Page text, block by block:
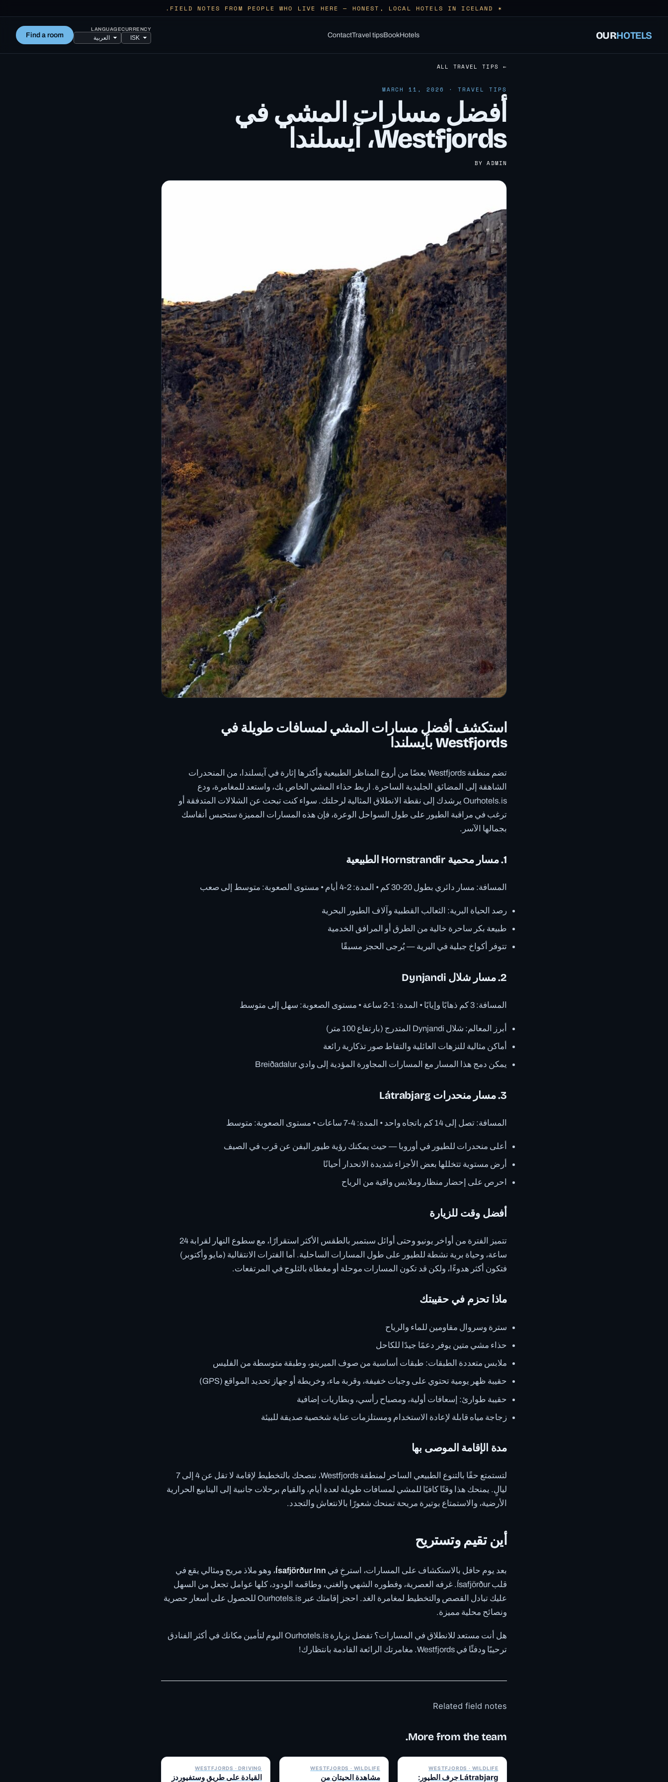
✶ FIELD NOTES FROM PEOPLE WHO LIVE HERE — HONEST, LOCAL HOTELS IN ICELAND.
OURHOTELS
Hotels
Book
Travel tips
Contact
CURRENCY
LANGUAGE
Find a room
← ALL TRAVEL TIPS
MARCH 11, 2026 · TRAVEL TIPS
أفضل مسارات المشي في
Westfjords، آيسلندا
BY ADMIN
استكشف أفضل مسارات المشي لمسافات طويلة في
Westfjords بآيسلندا
تضم منطقة Westfjords بعضًا من أروع المناظر الطبيعية وأكثرها إثارة في آيسلندا، من المنحدرات
الشاهقة إلى المضائق الجليدية الساحرة. اربط حذاء المشي الخاص بك، واستعد للمغامرة، ودع
Ourhotels.is يرشدك إلى نقطة الانطلاق المثالية لرحلتك. سواء كنت تبحث عن الشلالات المتدفقة أو
ترغب في مراقبة الطيور على طول السواحل الوعرة، فإن هذه المسارات المميزة ستحبس أنفاسك
بجمالها الآسر.
1. مسار محمية Hornstrandir الطبيعية
المسافة: مسار دائري بطول 20-30 كم • المدة: 2-4 أيام • مستوى الصعوبة: متوسط إلى صعب
رصد الحياة البرية: الثعالب القطبية وآلاف الطيور البحرية
طبيعة بكر ساحرة خالية من الطرق أو المرافق الخدمية
تتوفر أكواخ جبلية في البرية — يُرجى الحجز مسبقًا
2. مسار شلال Dynjandi
المسافة: 3 كم ذهابًا وإيابًا • المدة: 1-2 ساعة • مستوى الصعوبة: سهل إلى متوسط
أبرز المعالم: شلال Dynjandi المتدرج (بارتفاع 100 متر)
أماكن مثالية للنزهات العائلية والتقاط صور تذكارية رائعة
يمكن دمج هذا المسار مع المسارات المجاورة المؤدية إلى وادي Breiðadalur
3. مسار منحدرات Látrabjarg
المسافة: تصل إلى 14 كم باتجاه واحد • المدة: 4-7 ساعات • مستوى الصعوبة: متوسط
أعلى منحدرات للطيور في أوروبا — حيث يمكنك رؤية طيور البفن عن قرب في الصيف
أرض مستوية تتخللها بعض الأجزاء شديدة الانحدار أحيانًا
احرص على إحضار منظار وملابس واقية من الرياح
أفضل وقت للزيارة
تتميز الفترة من أواخر يونيو وحتى أوائل سبتمبر بالطقس الأكثر استقرارًا، مع سطوع النهار لقرابة 24
ساعة، وحياة برية نشطة للطيور على طول المسارات الساحلية. أما الفترات الانتقالية (مايو وأكتوبر)
فتكون أكثر هدوءًا، ولكن قد تكون المسارات موحلة أو مغطاة بالثلوج في المرتفعات.
ماذا تحزم في حقيبتك
سترة وسروال مقاومين للماء والرياح
حذاء مشي متين يوفر دعمًا جيدًا للكاحل
ملابس متعددة الطبقات: طبقات أساسية من صوف الميرينو، وطبقة متوسطة من الفليس
حقيبة ظهر يومية تحتوي على وجبات خفيفة، وقربة ماء، وخريطة أو جهاز تحديد المواقع (GPS)
حقيبة طوارئ: إسعافات أولية، ومصباح رأسي، وبطاريات إضافية
زجاجة مياه قابلة لإعادة الاستخدام ومستلزمات عناية شخصية صديقة للبيئة
مدة الإقامة الموصى بها
لتستمتع حقًا بالتنوع الطبيعي الساحر لمنطقة Westfjords، ننصحك بالتخطيط لإقامة لا تقل عن 4 إلى 7
ليالٍ. يمنحك هذا وقتًا كافيًا للمشي لمسافات طويلة لعدة أيام، والقيام برحلات جانبية إلى الينابيع الحرارية
الأرضية، والاستمتاع بوتيرة مريحة تمنحك شعورًا بالانتعاش والتجدد.
أين تقيم وتستريح
بعد يوم حافل بالاستكشاف على المسارات، استرخِ في Ísafjörður Inn، وهو ملاذ مريح ومثالي يقع في
قلب Ísafjörður. غرفه العصرية، وفطوره الشهي والغني، وطاقمه الودود، كلها عوامل تجعل من السهل
عليك تبادل القصص والتخطيط لمغامرة الغد. احجز إقامتك عبر Ourhotels.is للحصول على أسعار حصرية
ونصائح محلية مميزة.
هل أنت مستعد للانطلاق في المسارات؟ تفضل بزيارة Ourhotels.is اليوم لتأمين مكانك في أكثر الفنادق
ترحيبًا ودفئًا في Westfjords. مغامرتك الرائعة القادمة بانتظارك!
Related field notes
More from the team.
WESTFJORDS · WILDLIFE
Látrabjarg جرف الطيور:
WESTFJORDS · WILDLIFE
مشاهدة الحيتان من
WESTFJORDS · DRIVING
القيادة على طريق وستفيوردز